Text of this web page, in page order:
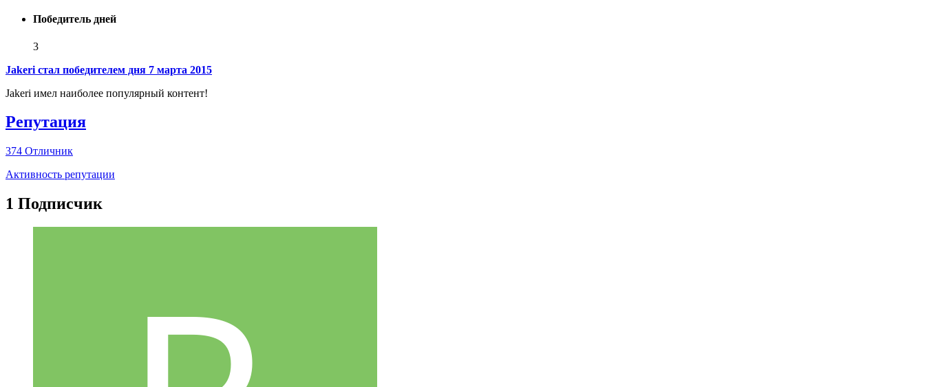
Победитель дней
3
Jakeri стал победителем дня 7 марта 2015
Jakeri имел наиболее популярный контент!
Репутация
374 Отличник
Активность репутации
1 Подписчик